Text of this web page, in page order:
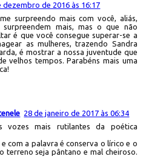
dezembro de 2016 às 16:17
surpreendo mais com você, aliás,
surpreendem mais, mas o que não
é que você consegue superar-se a
as mulheres, trazendo Sandra
é mostrar a nossa juventude que
velhos tempos. Parabéns mais uma
28 de janeiro de 2017 às 06:34
vozes mais rutilantes da poética
com a palavra é conserva o lírico e o
terreno seja pântano e mal cheiroso.